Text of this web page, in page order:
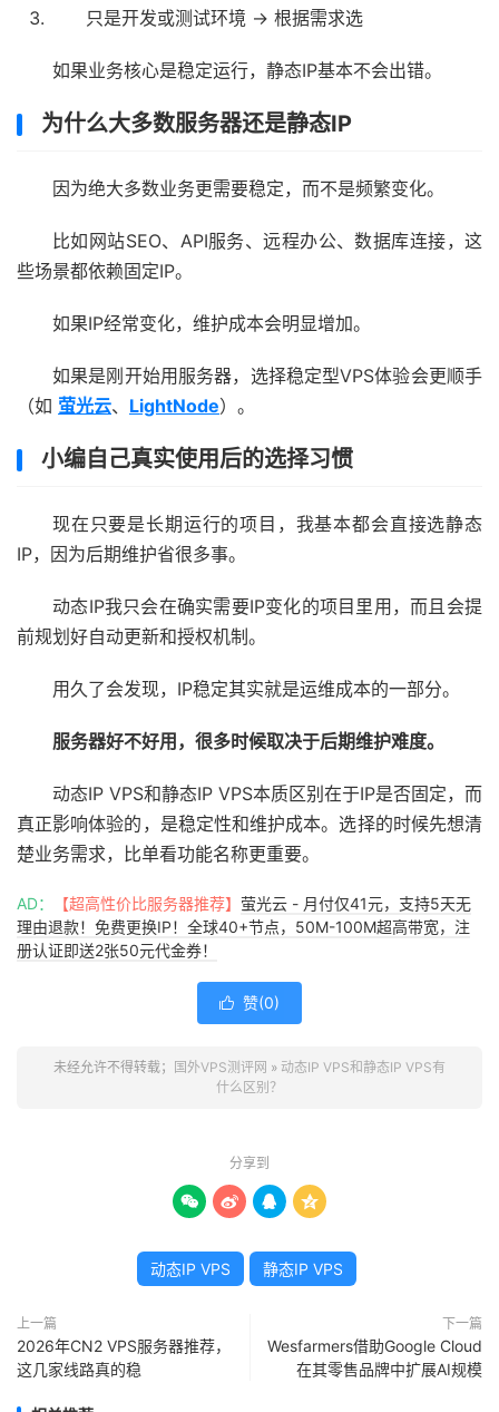
只是开发或测试环境 → 根据需求选
如果业务核心是稳定运行，静态IP基本不会出错。
为什么大多数服务器还是静态IP
因为绝大多数业务更需要稳定，而不是频繁变化。
比如网站SEO、API服务、远程办公、数据库连接，这
些场景都依赖固定IP。
如果IP经常变化，维护成本会明显增加。
如果是刚开始用服务器，选择稳定型VPS体验会更顺手
（如 萤光云、 LightNode）。
小编自己真实使用后的选择习惯
现在只要是长期运行的项目，我基本都会直接选静态
IP，因为后期维护省很多事。
动态IP我只会在确实需要IP变化的项目里用，而且会提
前规划好自动更新和授权机制。
用久了会发现，IP稳定其实就是运维成本的一部分。
服务器好不好用，很多时候取决于后期维护难度。
动态IP VPS和静态IP VPS本质区别在于IP是否固定，而
真正影响体验的，是稳定性和维护成本。选择的时候先想清
楚业务需求，比单看功能名称更重要。
AD： 【超高性价比服务器推荐】 萤光云 - 月付仅41元，支持5天无
理由退款！免费更换IP！全球40+节点，50M-100M超高带宽，注
册认证即送2张50元代金券！
 赞(0)
未经允许不得转载； 国外VPS测评网 » 动态IP VPS和静态IP VPS有
什么区别？
分享到
   
动态IP VPS 静态IP VPS
上一篇
2026年CN2 VPS服务器推荐，
这几家线路真的稳
下一篇
Wesfarmers借助Google Cloud
在其零售品牌中扩展AI规模